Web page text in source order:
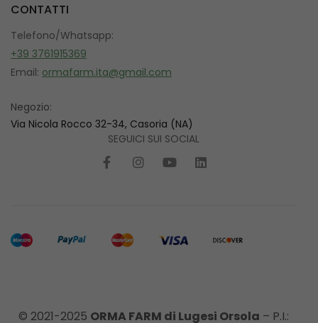
CONTATTI
Telefono/Whatsapp:
+39 3761915369
Email: ormafarm.ita@gmail.com
Negozio:
Via Nicola Rocco 32-34, Casoria (NA)
SEGUICI SUI SOCIAL
© 2021-2025 ORMA FARM di Lugesi Orsola – P.I.: